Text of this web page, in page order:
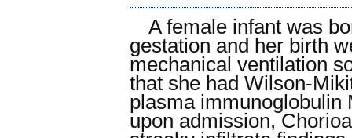
A female infant was
gestation and her birth
mechanical ventilation
that she had Wilson-
plasma immunoglobulin
upon admission,